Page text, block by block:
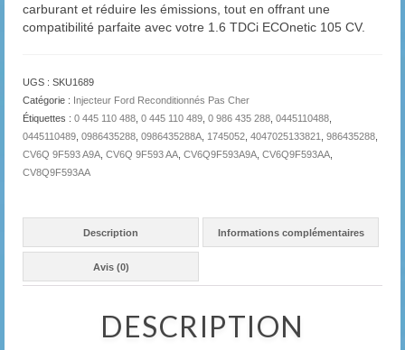
carburant et réduire les émissions, tout en offrant une
compatibilité parfaite avec votre 1.6 TDCi ECOnetic 105 CV.
UGS : SKU1689
Catégorie : Injecteur Ford Reconditionnés Pas Cher
Étiquettes : 0 445 110 488 0 445 110 489 0 986 435 288 0445110488
0445110489 0986435288 0986435288A 1745052 4047025133821 986435288
CV6Q 9F593 A9A CV6Q 9F593 AA CV6Q9F593A9A CV6Q9F593AA
CV8Q9F593AA
Description Informations complémentaires
Avis (0)
DESCRIPTION